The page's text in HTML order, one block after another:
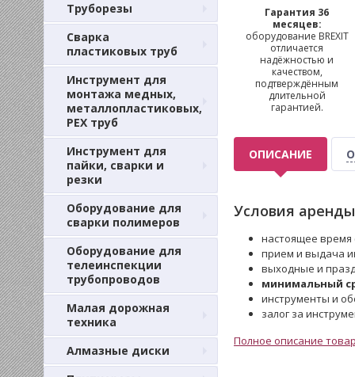
Труборезы
Сварка
пластиковых труб
Инструмент для
монтажа медных,
металлопластиковых,
PEX труб
Инструмент для
пайки, сварки и
резки
Оборудование для
сварки полимеров
Оборудование для
телеинспекции
трубопроводов
Малая дорожная
техника
Алмазные диски
Гарантия 36
месяцев:
оборудование BREXIT
отличается
надёжностью и
качеством,
подтверждённым
длительной
гарантией.
ОПИСАНИЕ
Условия
настоящее время
прием и выдача
выходные и
минимальный
инструменты и
залог за
Полное описание